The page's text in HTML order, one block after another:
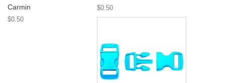
Carmin
$0.50
$0.50